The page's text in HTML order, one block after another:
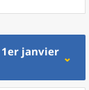
1er janvier